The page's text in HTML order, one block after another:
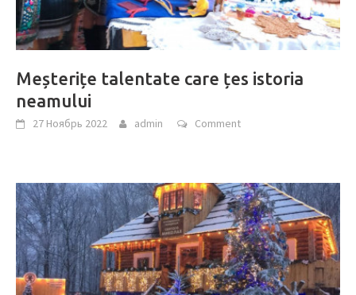
Meșterițe talentate care țes istoria
neamului
27 Ноябрь 2022 admin Comment